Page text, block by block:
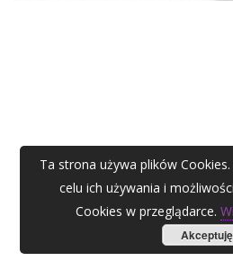
Ta strona używa plików
celu ich używania i
Cookies w przeglądarce.
Akceptuję